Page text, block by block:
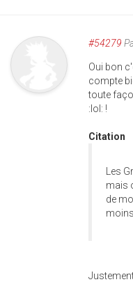
#54279
Oui bon
compte
toute
:lol: !
Citation
Les
mais
de